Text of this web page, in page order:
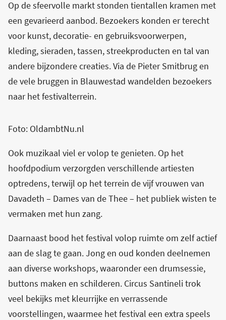
Op de sfeervolle markt stonden tientallen kramen met
een gevarieerd aanbod. Bezoekers konden er terecht
voor kunst, decoratie- en gebruiksvoorwerpen,
kleding, sieraden, tassen, streekproducten en tal van
andere bijzondere creaties. Via de Pieter Smitbrug en
de vele bruggen in Blauwestad wandelden bezoekers
naar het festivalterrein.
Foto: OldambtNu.nl
Ook muzikaal viel er volop te genieten. Op het
hoofdpodium verzorgden verschillende artiesten
optredens, terwijl op het terrein de vijf vrouwen van
Davadeth – Dames van de Thee – het publiek wisten te
vermaken met hun zang.
Daarnaast bood het festival volop ruimte om zelf actief
aan de slag te gaan. Jong en oud konden deelnemen
aan diverse workshops, waaronder een drumsessie,
buttons maken en schilderen. Circus Santineli trok
veel bekijks met kleurrijke en verrassende
voorstellingen, waarmee het festival een extra speels